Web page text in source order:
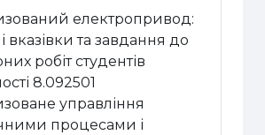
електропривод:
вказівки та завдання до
робіт студентів
8.092501
управління
процесами і